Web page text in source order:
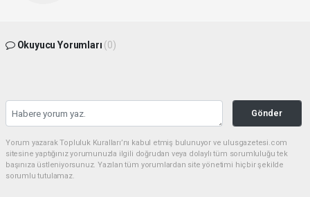
Okuyucu Yorumları (0)
Gönder
Yorum yazarak Topluluk Kuralları’nı kabul etmiş bulunuyor ve ulusgazetesi.com
sitesine yaptığınız yorumunuzla ilgili doğrudan veya dolaylı tüm sorumluluğu tek
başınıza üstleniyorsunuz. Yazılan tüm yorumlardan site yönetimi hiçbir şekilde
sorumlu tutulamaz.